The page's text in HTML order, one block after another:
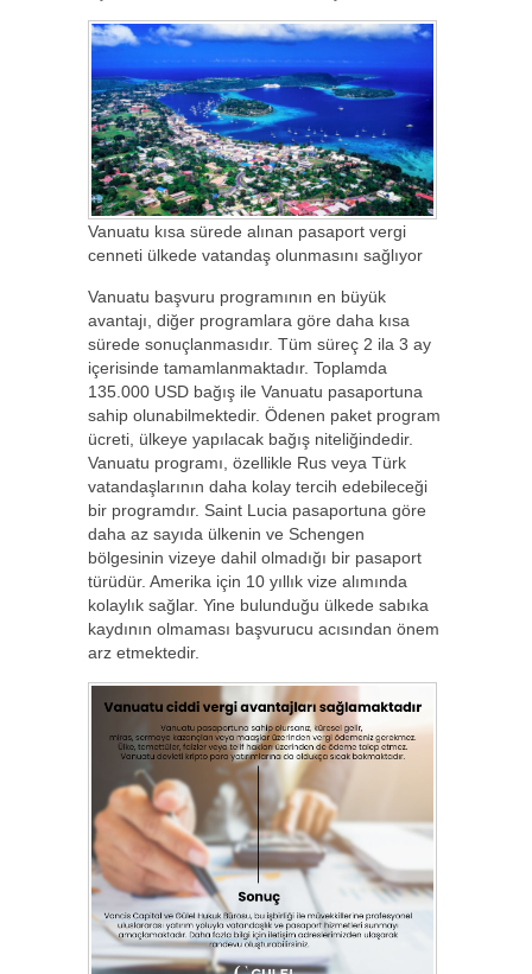
Vanuatu kısa sürede alınan pasaport vergi
cenneti ülkede vatandaş olunmasını sağlıyor
Vanuatu başvuru programının en büyük
avantajı, diğer programlara göre daha kısa
sürede sonuçlanmasıdır. Tüm süreç 2 ila 3 ay
içerisinde tamamlanmaktadır. Toplamda
135.000 USD bağış ile Vanuatu pasaportuna
sahip olunabilmektedir. Ödenen paket program
ücreti, ülkeye yapılacak bağış niteliğindedir.
Vanuatu programı, özellikle Rus veya Türk
vatandaşlarının daha kolay tercih edebileceği
bir programdır. Saint Lucia pasaportuna göre
daha az sayıda ülkenin ve Schengen
bölgesinin vizeye dahil olmadığı bir pasaport
türüdür. Amerika için 10 yıllık vize alımında
kolaylık sağlar. Yine bulunduğu ülkede sabıka
kaydının olmaması başvurucu acısından önem
arz etmektedir.